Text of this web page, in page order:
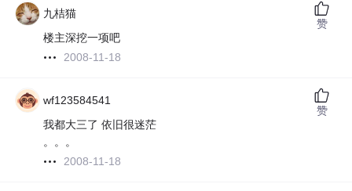
九桔猫
楼主深挖一项吧
2008-11-18
赞
wf123584541
我都大三了 依旧很迷茫
。。。
2008-11-18
赞